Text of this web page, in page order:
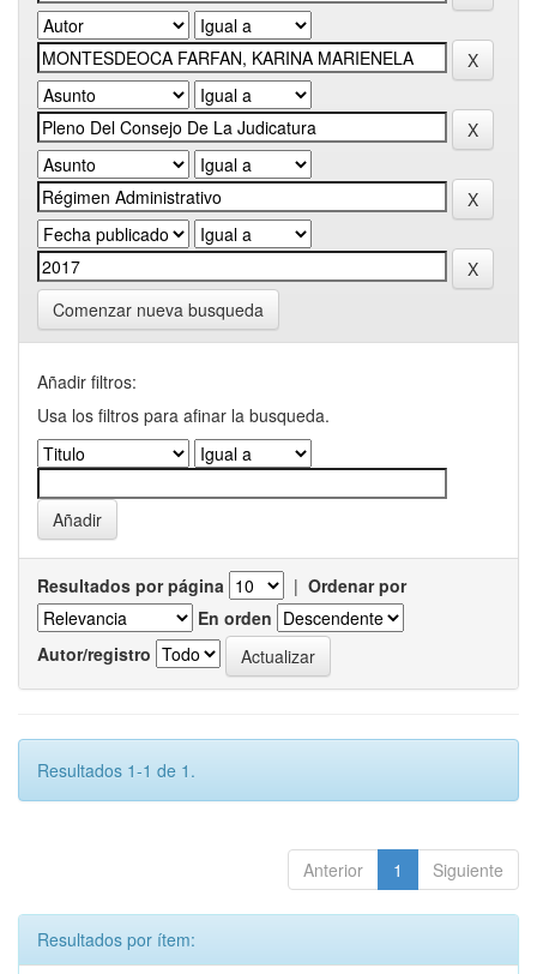
Comenzar nueva busqueda
Añadir filtros:
Usa los filtros para afinar la busqueda.
Resultados por página | Ordenar por
En orden
Autor/registro
Resultados 1-1 de 1.
Anterior 1 Siguiente
Resultados por ítem: